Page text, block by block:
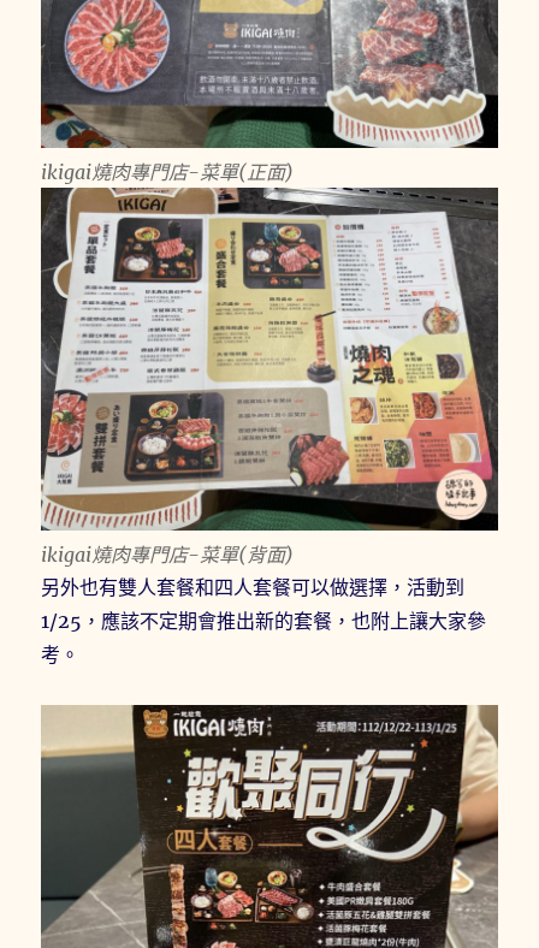
ikigai燒肉專門店-菜單(正面)
ikigai燒肉專門店-菜單(背面)
另外也有雙人套餐和四人套餐可以做選擇，活動到
1/25，應該不定期會推出新的套餐，也附上讓大家參
考。